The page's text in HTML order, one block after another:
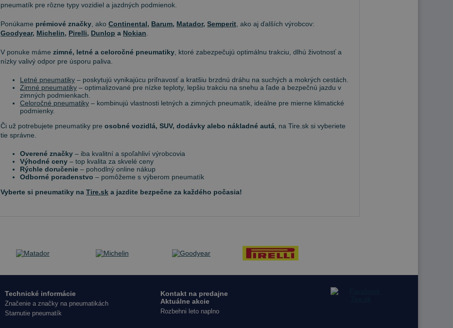
pneumatík pre rôzne typy vozidiel a jazdných podmienok.
Ponúkame prémiové značky , ako Continental, Barum, Matador, Semperit , ako aj ďalších výrobcov:
Goodyear, Michelin, Pirelli, Dunlop a Nokian
V ponuke máme zimné, letné a celoročné pneumatiky , ktoré zabezpečujú optimálnu trakciu, dlhú životnosť a
nízky valivý odpor pre úsporu paliva.
Letné pneumatiky – poskytujú vynikajúcu priľnavosť a kratšiu brzdnú dráhu na suchých a mokrých cestách.
Zimné pneumatiky – optimalizované pre nízke teploty, lepšiu trakciu na snehu a ľade a bezpečnú jazdu v
zimných podmienkach.
Celoročné pneumatiky – kombinujú vlastnosti letných a zimných pneumatík, ideálne pre mierne klimatické
podmienky.
Či už potrebujete pneumatiky pre osobné vozidlá, SUV, dodávky alebo nákladné autá , na Tire.sk si vyberiete
tie správne.
Overené značky – iba kvalitní a spoľahliví výrobcovia
Výhodné ceny – top kvalita za skvelé ceny
Rýchle doručenie – pohodlný online nákup
Odborné poradenstvo – pomôžeme s výberom pneumatík
Vyberte si pneumatiky na Tire.sk a jazdite bezpečne za každého počasia!
Technické informácie
Značenie a značky na pneumatikách
Starnutie pneumatík
Kontakt na predajne
Aktuálne akcie
Rozbehni leto naplno